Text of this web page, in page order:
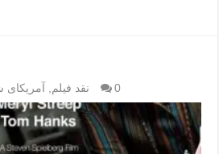
نقد فیلم, آمریکای 0